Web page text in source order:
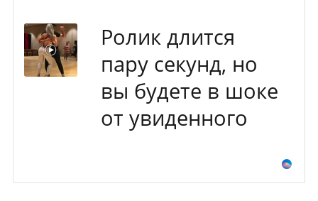
Ролик длится
пару секунд, но
вы будете в шоке
от увиденного